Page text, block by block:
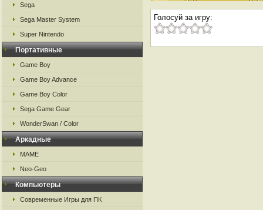
Sega
Sega Master System
Super Nintendo
Портативные
Game Boy
Game Boy Advance
Game Boy Color
Sega Game Gear
WonderSwan / Color
Аркадные
MAME
Neo-Geo
Компьютеры
Современные Игры для ПК
Голосуй за игру: